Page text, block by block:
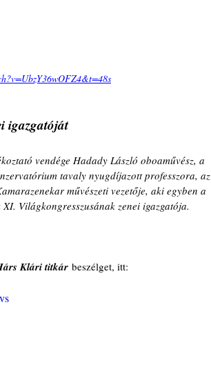
igazgatóját
vendége Hadady László oboaművész, a
tavaly nyugdíjazott professzora, az
művészeti vezetője, aki egyben a
Világkongresszusának zenei igazgatója.
Klári titkár beszélget, itt: